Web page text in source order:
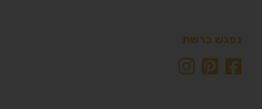
נפגש ברשת